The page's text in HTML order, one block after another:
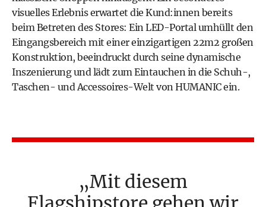
visuelles Erlebnis erwartet die Kund:innen bereits
beim Betreten des Stores: Ein LED-Portal umhüllt den
Eingangsbereich mit einer einzigartigen 22m2 großen
Konstruktion, beeindruckt durch seine dynamische
Inszenierung und lädt zum Eintauchen in die Schuh-,
Taschen- und Accessoires-Welt vonHUMANICein.
Mit diesem